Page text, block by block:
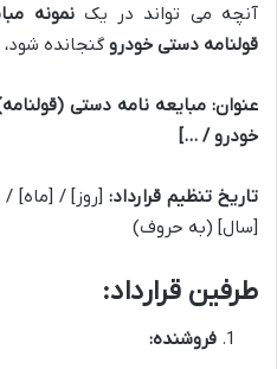
آنچه می تواند در یکنمونه
قولنامه دستی خودرو گنجانده شود،
عنوان: مبایعه نامه دستی
خودرو / …]
تاریخ تنظیم قرارداد:[روز] / [ماه] /
[سال] (به حروف)
طرفین قرارداد:
فروشنده: